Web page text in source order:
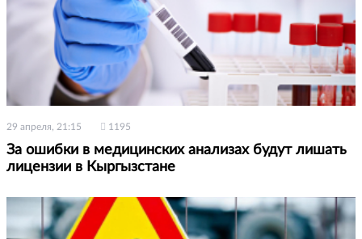
29 апреля, 21:15 1195
За ошибки в медицинских анализах будут лишать
лицензии в Кыргызстане